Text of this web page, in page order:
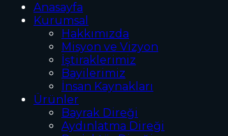
Anasayfa
Kurumsal
Hakkımızda
Misyon ve Vizyon
İştiraklerimiz
Bayilerimiz
İnsan Kaynakları
Ürünler
Bayrak Direği
Aydınlatma Direği